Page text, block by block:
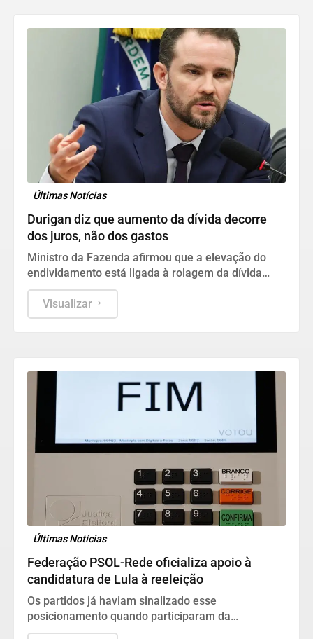
Últimas Notícias
Durigan diz que aumento da dívida decorre
dos juros, não dos gastos
Ministro da Fazenda afirmou que a elevação do
endividamento está ligada à rolagem da dívida
pública e defendeu a política fiscal do governo.
Visualizar
Últimas Notícias
Federação PSOL-Rede oficializa apoio à
candidatura de Lula à reeleição
Os partidos já haviam sinalizado esse
posicionamento quando participaram da
convenção do PT, no último fim de semana.